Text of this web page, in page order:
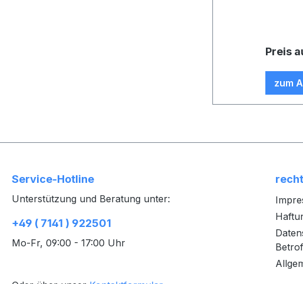
Preis
zum
Service-Hotline
Unterstützung und Beratung unter:
+49 ( 7141 ) 922501
Mo-Fr, 09:00 - 17:00 Uhr